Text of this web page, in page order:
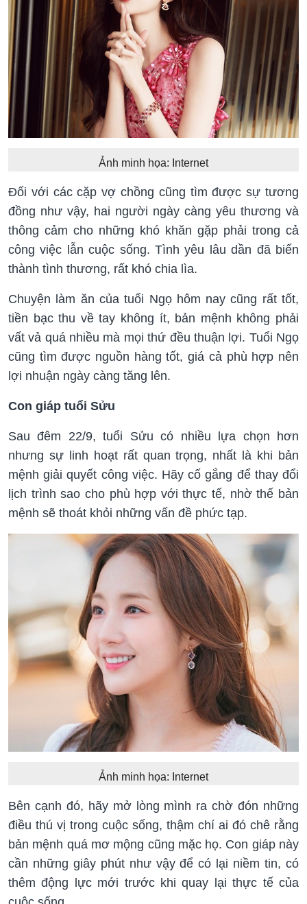
Ảnh minh họa: Internet
Đối với các cặp vợ chồng cũng tìm được sự tương
đồng như vậy, hai người ngày càng yêu thương và
thông cảm cho những khó khăn gặp phải trong cả
công việc lẫn cuộc sống. Tình yêu lâu dần đã biến
thành tình thương, rất khó chia lìa.
Chuyện làm ăn của tuổi Ngọ hôm nay cũng rất tốt,
tiền bạc thu về tay không ít, bản mệnh không phải
vất vả quá nhiều mà mọi thứ đều thuận lợi. Tuổi Ngọ
cũng tìm được nguồn hàng tốt, giá cả phù hợp nên
lợi nhuận ngày càng tăng lên.
Con giáp tuổi Sửu
Sau đêm 22/9, tuổi Sửu có nhiều lựa chọn hơn
nhưng sự linh hoạt rất quan trọng, nhất là khi bản
mệnh giải quyết công việc. Hãy cố gắng để thay đổi
lịch trình sao cho phù hợp với thực tế, nhờ thế bản
mệnh sẽ thoát khỏi những vấn đề phức tạp.
Ảnh minh họa: Internet
Bên cạnh đó, hãy mở lòng mình ra chờ đón những
điều thú vị trong cuộc sống, thậm chí ai đó chê rằng
bản mệnh quá mơ mộng cũng mặc họ. Con giáp này
cần những giây phút như vậy để có lại niềm tin, có
thêm động lực mới trước khi quay lại thực tế của